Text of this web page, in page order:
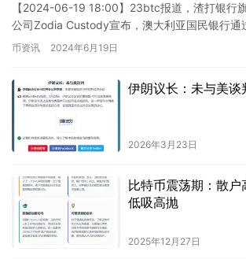
【2024-06-19 18:00】23btc报道，渣打银行
公司Zodia Custody宣布，澳大利亚国民银行通
为其投资者。除了少数…
币资讯 2024年6月19日
伊朗议长：未与美谈
2026年3月23日
比特币震荡期：散户
低吸高抛
2025年12月27日